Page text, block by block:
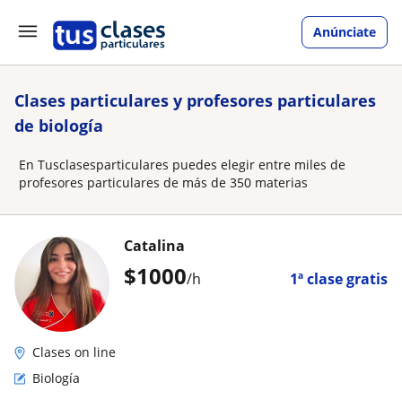
Anúnciate
Clases particulares y profesores particulares
de biología
En Tusclasesparticulares puedes elegir entre miles de
profesores particulares de más de 350 materias
$1000/h 1ª clase gratis
Catalina
Clases on line
Biología